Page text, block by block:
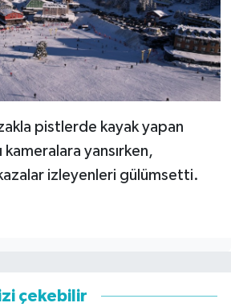
pistlerde kayak yapan
yansırken,
izleyenleri gülümsetti.
çekebilir